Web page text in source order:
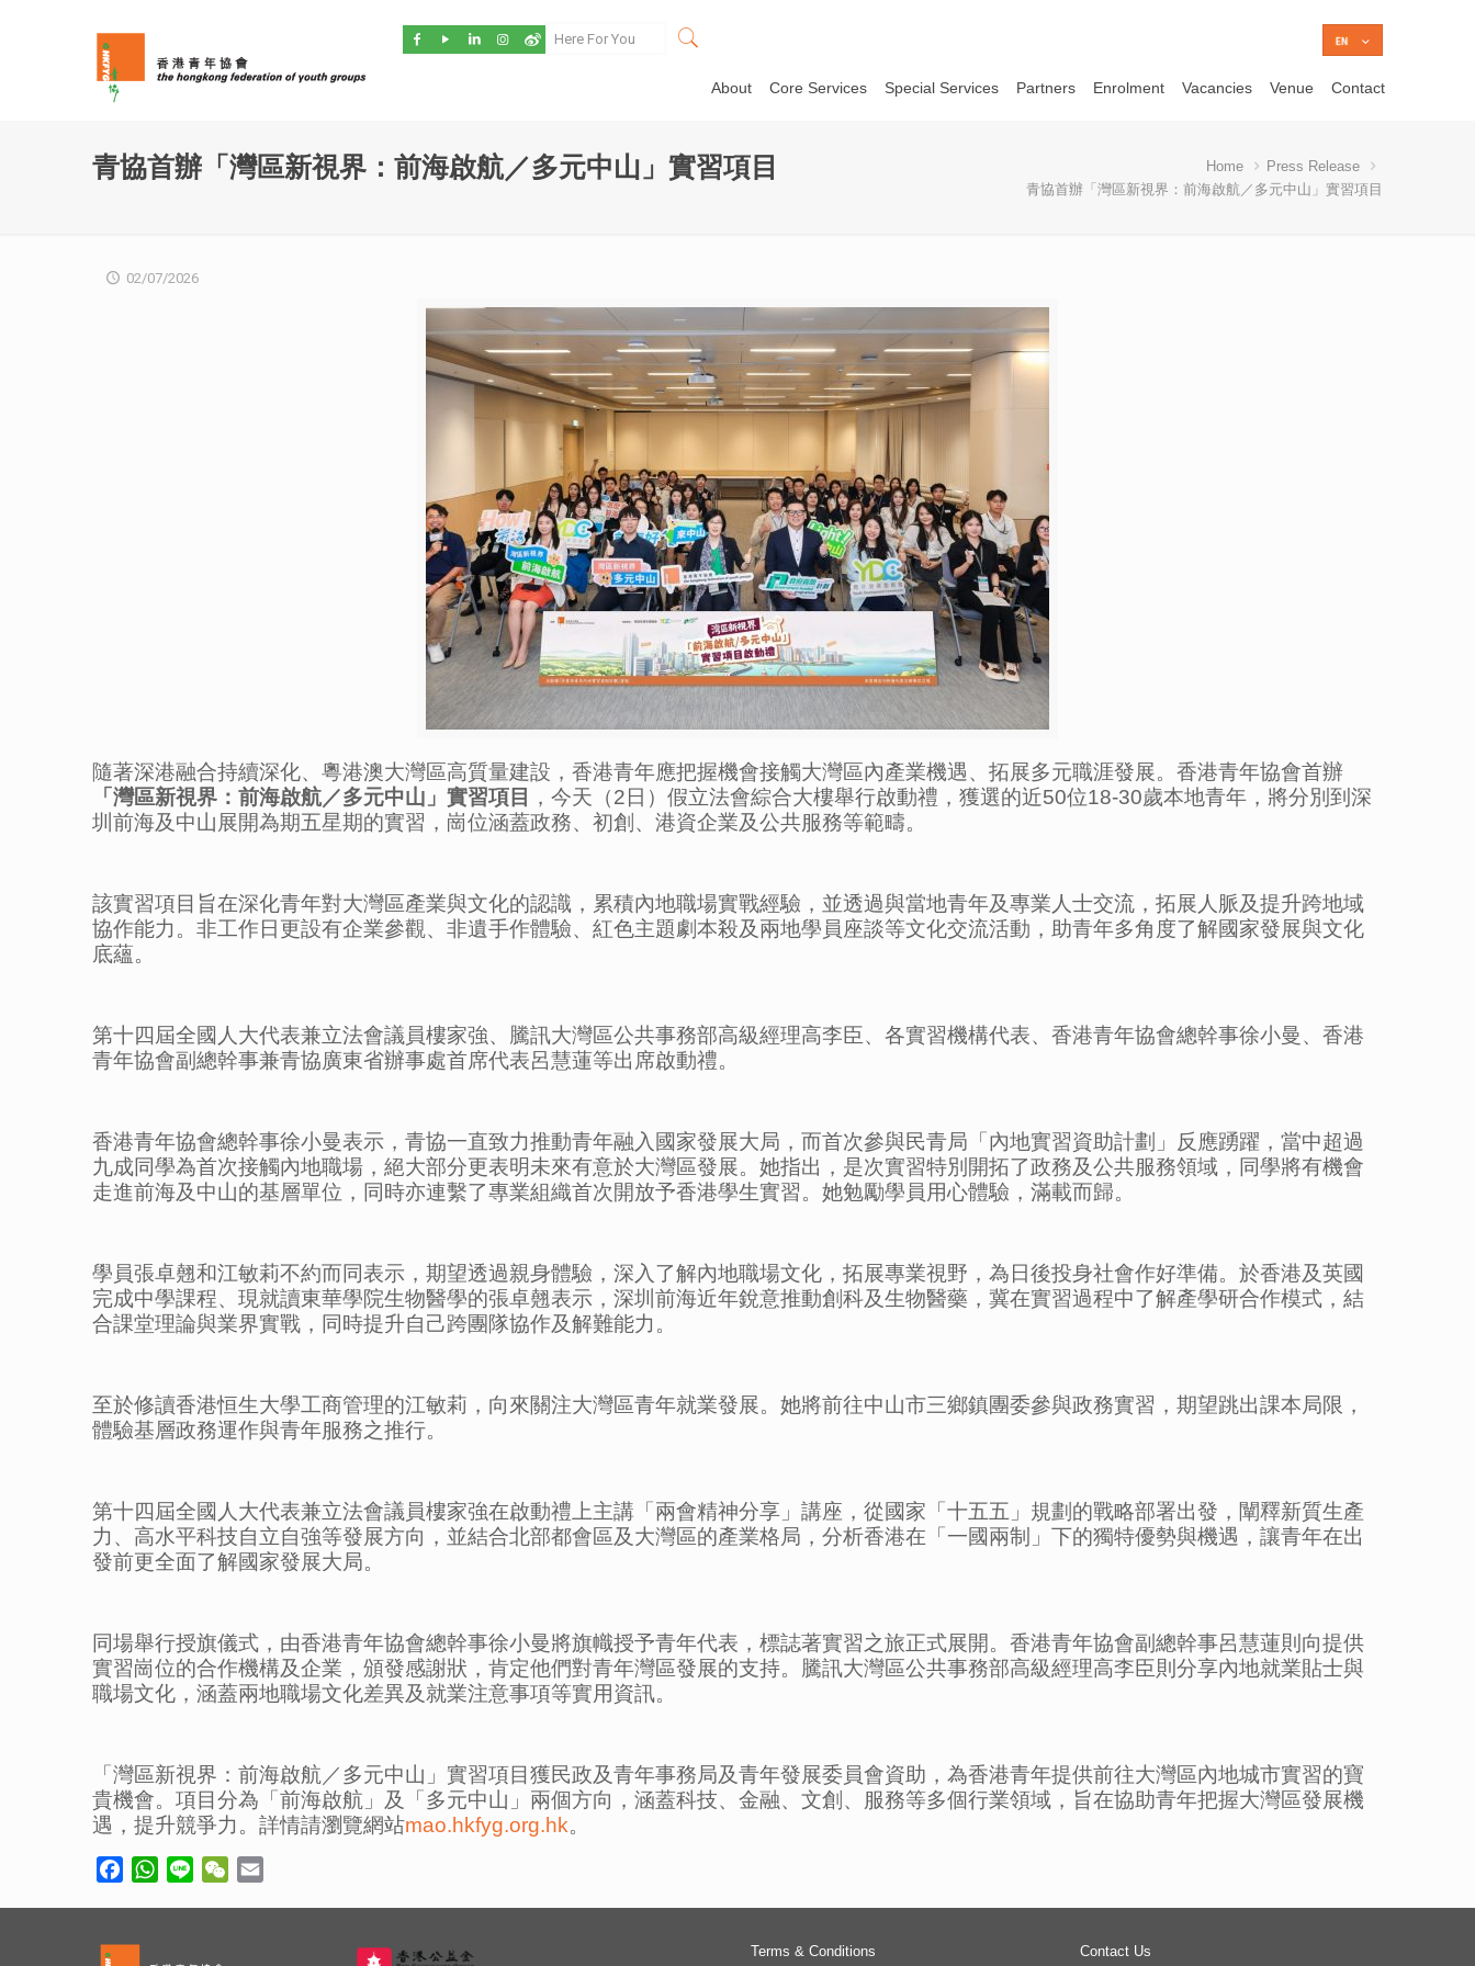
About Core Services Special Services Partners Enrolment Vacancies Venue Contact
青協首辦「灣區新視界：前海啟航／多元中山」實習項目 Home
Press Release
青協首辦「灣區新視界：前海啟航／多元中山」實習項目
02/07/2026
隨著深港融合持續深化、粵港澳大灣區高質量建設，香港青年應把握機會接觸大灣區內產業機遇、拓展多元職涯發展。香港青年協會首辦
「灣區新視界：前海啟航／多元中山」實習項目
，今天（2日）假立法會綜合大樓舉行啟動禮，獲選的近50位18-30歲本地青年，將分別到深
圳前海及中山展開為期五星期的實習，崗位涵蓋政務、初創、港資企業及公共服務等範疇。
該實習項目旨在深化青年對大灣區產業與文化的認識，累積內地職場實戰經驗，並透過與當地青年及專業人士交流，拓展人脈及提升跨地域
協作能力。非工作日更設有企業參觀、非遺手作體驗、紅色主題劇本殺及兩地學員座談等文化交流活動，助青年多角度了解國家發展與文化
底蘊。
第十四屆全國人大代表兼立法會議員樓家強、騰訊大灣區公共事務部高級經理高李臣、各實習機構代表、香港青年協會總幹事徐小曼、香港
青年協會副總幹事兼青協廣東省辦事處首席代表呂慧蓮等出席啟動禮。
香港青年協會總幹事徐小曼表示，青協一直致力推動青年融入國家發展大局，而首次參與民青局「內地實習資助計劃」反應踴躍，當中超過
九成同學為首次接觸內地職場，絕大部分更表明未來有意於大灣區發展。她指出，是次實習特別開拓了政務及公共服務領域，同學將有機會
走進前海及中山的基層單位，同時亦連繫了專業組織首次開放予香港學生實習。她勉勵學員用心體驗，滿載而歸。
學員張卓翹和江敏莉不約而同表示，期望透過親身體驗，深入了解內地職場文化，拓展專業視野，為日後投身社會作好準備。於香港及英國
完成中學課程、現就讀東華學院生物醫學的張卓翹表示，深圳前海近年銳意推動創科及生物醫藥，冀在實習過程中了解產學研合作模式，結
合課堂理論與業界實戰，同時提升自己跨團隊協作及解難能力。
至於修讀香港恒生大學工商管理的江敏莉，向來關注大灣區青年就業發展。她將前往中山市三鄉鎮團委參與政務實習，期望跳出課本局限，
體驗基層政務運作與青年服務之推行。
第十四屆全國人大代表兼立法會議員樓家強在啟動禮上主講「兩會精神分享」講座，從國家「十五五」規劃的戰略部署出發，闡釋新質生產
力、高水平科技自立自強等發展方向，並結合北部都會區及大灣區的產業格局，分析香港在「一國兩制」下的獨特優勢與機遇，讓青年在出
發前更全面了解國家發展大局。
同場舉行授旗儀式，由香港青年協會總幹事徐小曼將旗幟授予青年代表，標誌著實習之旅正式展開。香港青年協會副總幹事呂慧蓮則向提供
實習崗位的合作機構及企業，頒發感謝狀，肯定他們對青年灣區發展的支持。騰訊大灣區公共事務部高級經理高李臣則分享內地就業貼士與
職場文化，涵蓋兩地職場文化差異及就業注意事項等實用資訊。
「灣區新視界：前海啟航／多元中山」實習項目獲民政及青年事務局及青年發展委員會資助，為香港青年提供前往大灣區內地城市實習的寶
貴機會。項目分為「前海啟航」及「多元中山」兩個方向，涵蓋科技、金融、文創、服務等多個行業領域，旨在協助青年把握大灣區發展機
遇，提升競爭力。詳情請瀏覽網站mao.hkfyg.org.hk。
FacebookWhatsApp
Line WeChat
Terms & Conditions Contact Us